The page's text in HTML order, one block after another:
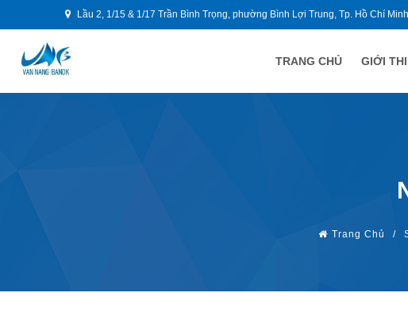
Lầu 2, 1/15 & 1/17 Trần Bình Trọng, phường Bình Lợi Trung, Tp. Hồ Chí
TRANG CHỦ GIỚI
Trang Chủ /